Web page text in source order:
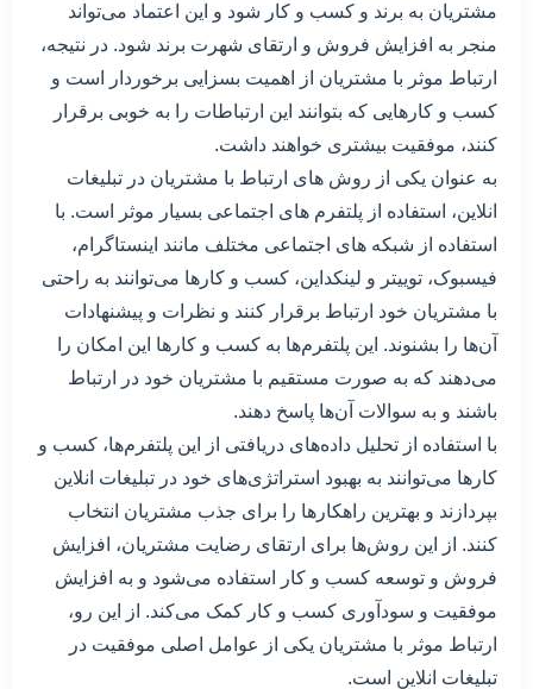
مشتریان به برند و کسب و کار شود و این اعتماد می‌تواند
منجر به افزایش فروش و ارتقای شهرت برند شود. در نتیجه،
ارتباط موثر با مشتریان از اهمیت بسزایی برخوردار است و
کسب و کارهایی که بتوانند این ارتباطات را به خوبی برقرار
کنند، موفقیت بیشتری خواهند داشت.
به عنوان یکی از روش های ارتباط با مشتریان در تبلیغات
انلاین، استفاده از پلتفرم های اجتماعی بسیار موثر است. با
استفاده از شبکه های اجتماعی مختلف مانند اینستاگرام،
فیسبوک، توییتر و لینکداین، کسب و کارها می‌توانند به راحتی
با مشتریان خود ارتباط برقرار کنند و نظرات و پیشنهادات
آن‌ها را بشنوند. این پلتفرم‌ها به کسب و کارها این امکان را
می‌دهند که به صورت مستقیم با مشتریان خود در ارتباط
باشند و به سوالات آن‌ها پاسخ دهند.
با استفاده از تحلیل داده‌های دریافتی از این پلتفرم‌ها، کسب و
کارها می‌توانند به بهبود استراتژی‌های خود در تبلیغات انلاین
بپردازند و بهترین راهکارها را برای جذب مشتریان انتخاب
کنند. از این روش‌ها برای ارتقای رضایت مشتریان، افزایش
فروش و توسعه کسب و کار استفاده می‌شود و به افزایش
موفقیت و سودآوری کسب و کار کمک می‌کند. از این رو،
ارتباط موثر با مشتریان یکی از عوامل اصلی موفقیت در
تبلیغات انلاین است.